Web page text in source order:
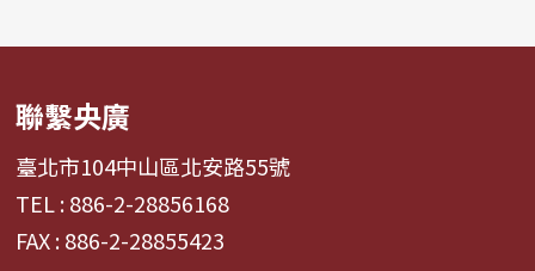
聯繫央廣
臺北市104中山區北安路55號
TEL : 886-2-28856168
FAX : 886-2-28855423